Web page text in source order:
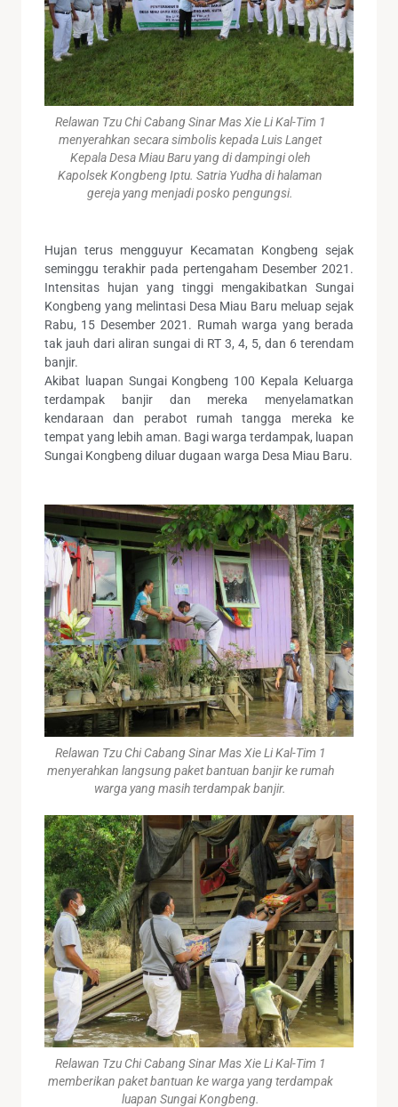
Relawan Tzu Chi Cabang Sinar Mas Xie Li Kal-Tim 1
menyerahkan secara simbolis kepada Luis Langet
Kepala Desa Miau Baru yang di dampingi oleh
Kapolsek Kongbeng Iptu. Satria Yudha di halaman
gereja yang menjadi posko pengungsi.
Hujan terus mengguyur Kecamatan Kongbeng sejak
seminggu terakhir pada pertengaham Desember 2021.
Intensitas hujan yang tinggi mengakibatkan Sungai
Kongbeng yang melintasi Desa Miau Baru meluap sejak
Rabu, 15 Desember 2021. Rumah warga yang berada
tak jauh dari aliran sungai di RT 3, 4, 5, dan 6 terendam
banjir.
Akibat luapan Sungai Kongbeng 100 Kepala Keluarga
terdampak banjir dan mereka menyelamatkan
kendaraan dan perabot rumah tangga mereka ke
tempat yang lebih aman. Bagi warga terdampak, luapan
Sungai Kongbeng diluar dugaan warga Desa Miau Baru.
Relawan Tzu Chi Cabang Sinar Mas Xie Li Kal-Tim 1
menyerahkan langsung paket bantuan banjir ke rumah
warga yang masih terdampak banjir.
Relawan Tzu Chi Cabang Sinar Mas Xie Li Kal-Tim 1
memberikan paket bantuan ke warga yang terdampak
luapan Sungai Kongbeng.